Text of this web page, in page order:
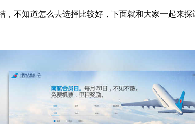
不知道怎么去选择比较好，下面就和大家一起来